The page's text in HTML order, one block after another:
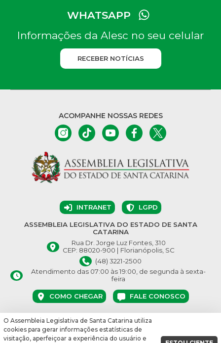
WHATSAPP
Informações da Alesc no seu celular
RECEBER NOTÍCIAS
ACOMPANHE NOSSAS REDES
INTRANET LGPD
ASSEMBLEIA LEGISLATIVA DO ESTADO DE SANTA
CATARINA
Rua Dr. Jorge Luz Fontes, 310
CEP: 88020-900 | Florianópolis, SC
(48) 3221-2500
Atendimento das 07:00 às 19:00, de segunda à sexta-
feira
COMO CHEGAR FALE CONOSCO
© Assembleia Legislativa do Estado de Santa Catarina 2026.
Desenvolvido por:
O Assembleia Legislativa de Santa Catarina utiliza
cookies para gerar informações estatísticas de
visitação, aperfeiçoar a experiência do usuário e